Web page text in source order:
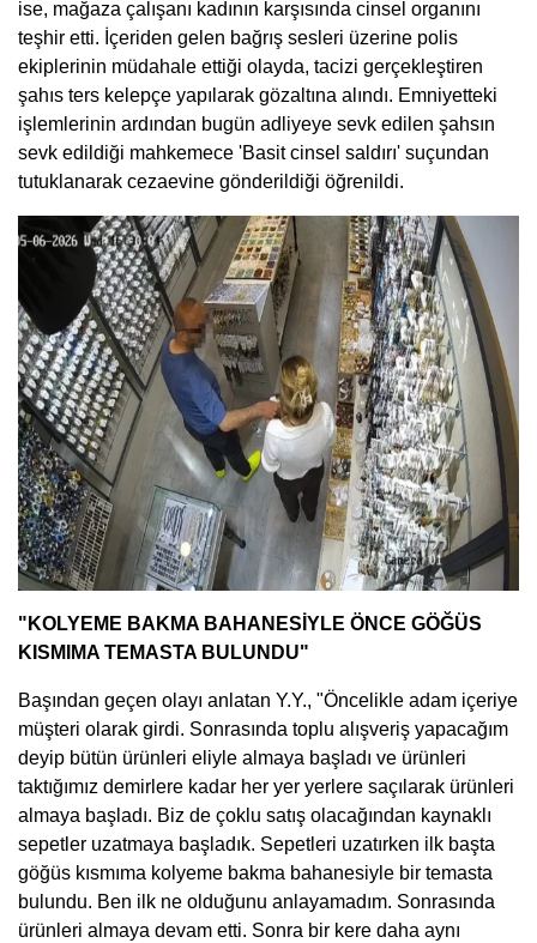
ise, mağaza çalışanı kadının karşısında cinsel organını
teşhir etti. İçeriden gelen bağrış sesleri üzerine polis
ekiplerinin müdahale ettiği olayda, tacizi gerçekleştiren
şahıs ters kelepçe yapılarak gözaltına alındı. Emniyetteki
işlemlerinin ardından bugün adliyeye sevk edilen şahsın
sevk edildiği mahkemece 'Basit cinsel saldırı' suçundan
tutuklanarak cezaevine gönderildiği öğrenildi.
"KOLYEME BAKMA BAHANESİYLE ÖNCE GÖĞÜS
KISMIMA TEMASTA BULUNDU"
Başından geçen olayı anlatan Y.Y., "Öncelikle adam içeriye
müşteri olarak girdi. Sonrasında toplu alışveriş yapacağım
deyip bütün ürünleri eliyle almaya başladı ve ürünleri
taktığımız demirlere kadar her yer yerlere saçılarak ürünleri
almaya başladı. Biz de çoklu satış olacağından kaynaklı
sepetler uzatmaya başladık. Sepetleri uzatırken ilk başta
göğüs kısmıma kolyeme bakma bahanesiyle bir temasta
bulundu. Ben ilk ne olduğunu anlayamadım. Sonrasında
ürünleri almaya devam etti. Sonra bir kere daha aynı